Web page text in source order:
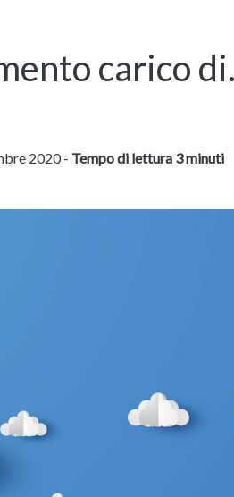
carico
2020 - Tempo di lettura 3 minuti